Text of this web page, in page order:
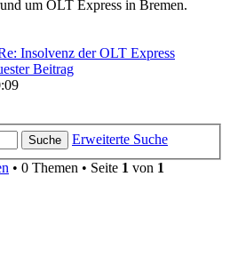
um OLT Express in Bremen.
Insolvenz der OLT Express
Beitrag
Suche
Erweiterte Suche
• 0 Themen • Seite 1 von 1